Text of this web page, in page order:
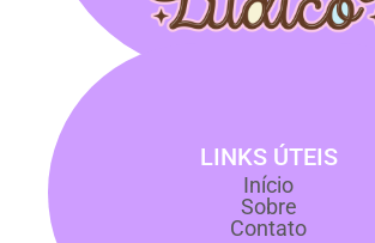
LINKS ÚTEIS
Início
Sobre
Contato